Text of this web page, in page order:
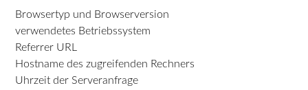
Browsertyp und Browserversion
verwendetes Betriebssystem
Referrer URL
Hostname des zugreifenden Rechners
Uhrzeit der Serveranfrage